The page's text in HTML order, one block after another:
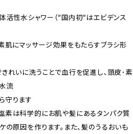
性水シャワー（“国内初“はエビデンス
肌にマッサージ効果をもたらすブラシ形
れいに洗うことで血行を促進し、頭皮･素
流
守ります
素は科学的にお肌や髪にあるタンパク質
の原因を作ります。また、髪のうるおいも